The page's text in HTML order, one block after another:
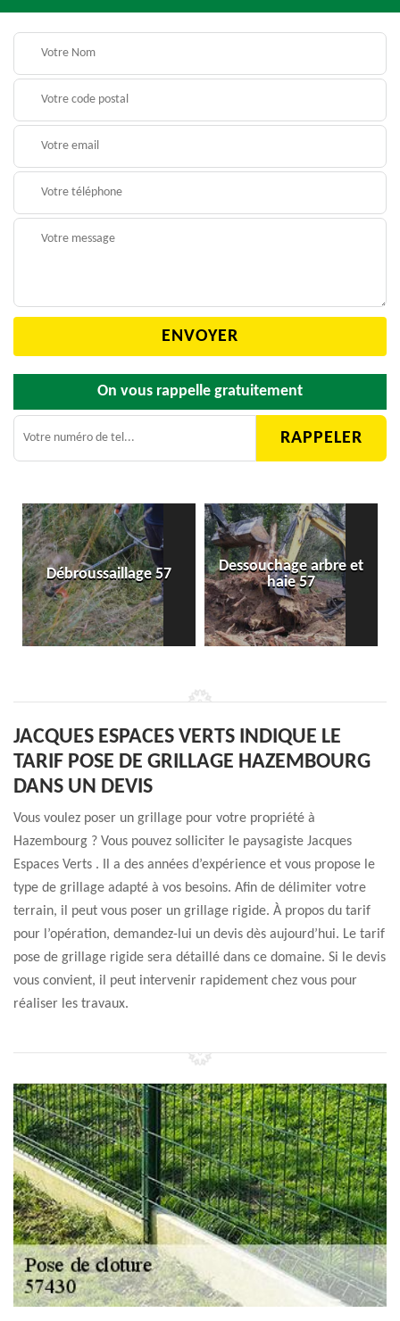
On vous rappelle gratuitement
Débroussaillage 57
Dessouchage arbre et
haie 57
JACQUES ESPACES VERTS INDIQUE LE
TARIF POSE DE GRILLAGE HAZEMBOURG
DANS UN DEVIS
Vous voulez poser un grillage pour votre propriété à
Hazembourg ? Vous pouvez solliciter le paysagiste Jacques
Espaces Verts . Il a des années d’expérience et vous propose le
type de grillage adapté à vos besoins. Afin de délimiter votre
terrain, il peut vous poser un grillage rigide. À propos du tarif
pour l’opération, demandez-lui un devis dès aujourd’hui. Le tarif
pose de grillage rigide sera détaillé dans ce domaine. Si le devis
vous convient, il peut intervenir rapidement chez vous pour
réaliser les travaux.